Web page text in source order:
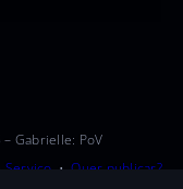
– Gabrielle: PoV
Serviço
Quer publicar?